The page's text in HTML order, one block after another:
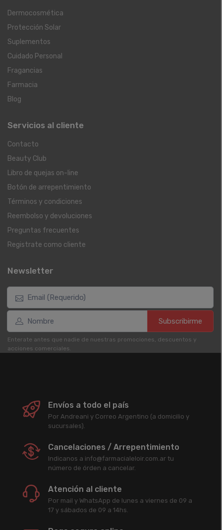
Dermocosmética
Protección Solar
Suplementos
Cuidado Personal
Fragancias
Farmacia
Blog
Servicios al cliente
Contacto
Beauty Club
Libro de quejas on-line
Botón de arrepentimiento
Términos y condiciones
Reembolso y devoluciones
Preguntas frecuentes
Registrate como cliente
Newsletter
Subscribirme
Enterate antes que nadie de nuestras promociones, descuentos y
acciones comerciales.
Envíos a todo el país
Por Andreani y Correo Argentino (a domicilio y
sucursales).
Cancelaciones / Arrepentimiento
Indicanos a info@farmacialeloir.com.ar tu
número de órden a cancelar.
Atención al cliente
Por mail y WhatsApp de lunes a viernes de 09 a
17 y sábados de 09 a 14hs.